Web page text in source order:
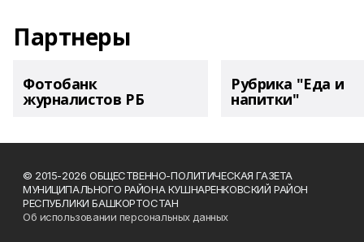
Партнеры
Фотобанк
журналистов РБ
Рубрика "Еда и
напитки"
© 2015-2026 ОБЩЕСТВЕННО-ПОЛИТИЧЕСКАЯ ГАЗЕТА
МУНИЦИПАЛЬНОГО РАЙОНА КУШНАРЕНКОВСКИЙ РАЙОН
РЕСПУБЛИКИ БАШКОРТОСТАН
Об использовании персональных данных